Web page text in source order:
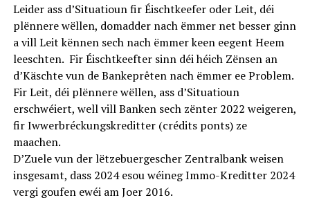
Leider ass d’Situatioun fir Éischtkeefer oder Leit, déi
plënnere wëllen, domadder nach ëmmer net besser ginn
a vill Leit kënnen sech nach ëmmer keen eegent Heem
leeschten. Fir Éischtkeefter sinn déi héich Zënsen an
d’Käschte vun de Bankeprêten nach ëmmer ee Problem.
Fir Leit, déi plënnere wëllen, ass d’Situatioun
erschwéiert, well vill Banken sech zënter 2022 weigeren,
fir Iwwerbréckungskreditter (crédits ponts) ze
maachen.
D’Zuele vun der lëtzebuergescher Zentralbank weisen
insgesamt, dass 2024 esou wéineg Immo-Kreditter 2024
vergi goufen ewéi am Joer 2016.